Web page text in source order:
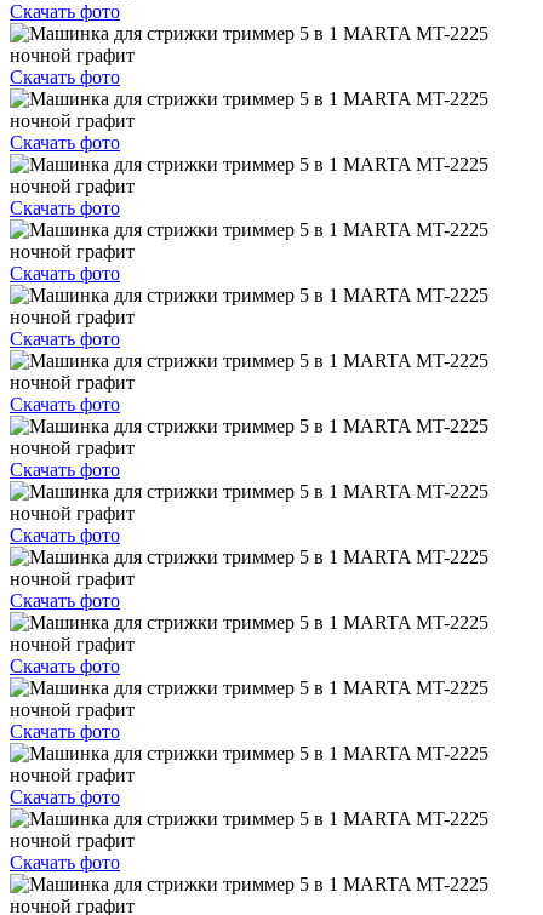
Скачать фото
Скачать фото
Скачать фото
Скачать фото
Скачать фото
Скачать фото
Скачать фото
Скачать фото
Скачать фото
Скачать фото
Скачать фото
Скачать фото
Скачать фото
Скачать фото